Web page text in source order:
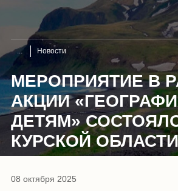
Новости
МЕРОПРИЯТИЕ В
АКЦИИ
ДЕТЯМ»
КУРСКОЙ ОБЛАСТИ
08 октября 2025